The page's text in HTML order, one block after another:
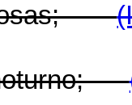
noturno;